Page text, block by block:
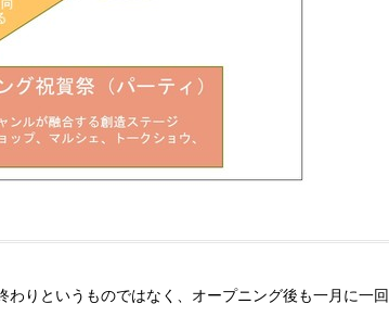
りというものではなく、オープニング後も一月に一回